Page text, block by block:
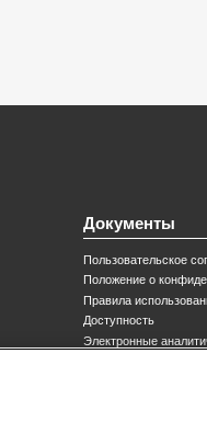
Документы
Пользовательское
Положение о
Правила
Доступность
Электронные